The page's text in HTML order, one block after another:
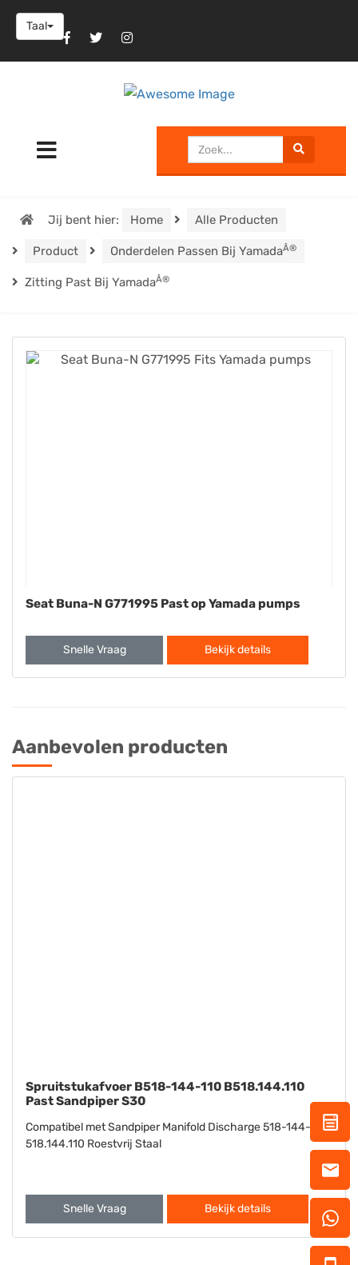
Taal
Jij bent hier: Home Alle Producten
Product Onderdelen Passen Bij YamadaÂ®
Zitting Past Bij YamadaÂ®
Seat Buna-N G771995 Past op Yamada pumps
Snelle Vraag Bekijk details
Aanbevolen producten
B518-144-110 B518.144.110
S30
met Sandpiper Manifold Discharge 518-144-110
Roestvrij Staal
Compatibel
115